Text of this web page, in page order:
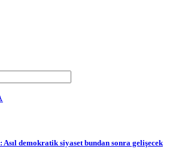
Asıl demokratik siyaset bundan sonra gelişecek